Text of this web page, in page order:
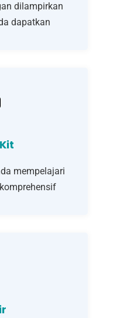
dilampirkan
dapatkan
mempelajari